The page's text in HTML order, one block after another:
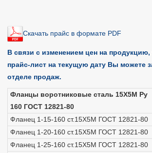
Скачать прайс в формате PDF
В связи с изменением цен на продукцию,
прайс-лист на текущую дату Вы можете
отделе продаж.
Фланцы воротниковые сталь 15Х5М Ру
160 ГОСТ 12821-80
Фланец 1-15-160 ст.15Х5М ГОСТ 12821-80
Фланец 1-20-160 ст.15Х5М ГОСТ 12821-80
Фланец 1-25-160 ст.15Х5М ГОСТ 12821-80